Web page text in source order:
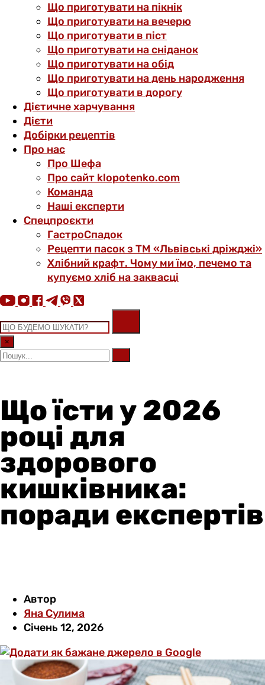
Що приготувати на пікнік
Що приготувати на вечерю
Що приготувати в піст
Що приготувати на сніданок
Що приготувати на обід
Що приготувати на день народження
Що приготувати в дорогу
Дієтичне харчування
Дієти
Добірки рецептів
Про нас
Про Шефа
Про сайт klopotenko.com
Команда
Наші експерти
Спецпроєкти
ГастроСпадок
Рецепти пасок з ТМ «Львівські дріжджі»
Хлібний крафт. Чому ми їмо, печемо та
купуємо хліб на заквасці
×
Що їсти у 2026
році для
здорового
кишківника:
поради експертів
Автор
Яна Сулима
Січень 12, 2026